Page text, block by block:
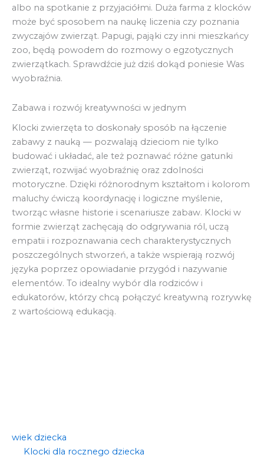
wiek dziecka
Klocki dla rocznego dziecka
albo na spotkanie z przyjaciółmi. Duża farma z klocków
może być sposobem na naukę liczenia czy poznania
zwyczajów zwierząt. Papugi, pająki czy inni mieszkańcy
zoo, będą powodem do rozmowy o egzotycznych
zwierzątkach. Sprawdźcie już dziś dokąd poniesie Was
wyobraźnia.
Zabawa i rozwój kreatywności w jednym
Klocki zwierzęta to doskonały sposób na łączenie
zabawy z nauką — pozwalają dzieciom nie tylko
budować i układać, ale też poznawać różne gatunki
zwierząt, rozwijać wyobraźnię oraz zdolności
motoryczne. Dzięki różnorodnym kształtom i kolorom
maluchy ćwiczą koordynację i logiczne myślenie,
tworząc własne historie i scenariusze zabaw. Klocki w
formie zwierząt zachęcają do odgrywania ról, uczą
empatii i rozpoznawania cech charakterystycznych
poszczególnych stworzeń, a także wspierają rozwój
języka poprzez opowiadanie przygód i nazywanie
elementów. To idealny wybór dla rodziców i
edukatorów, którzy chcą połączyć kreatywną rozrywkę
z wartościową edukacją.